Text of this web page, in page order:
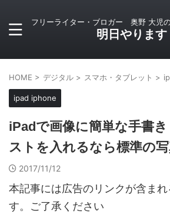
フリーライター・ブロガー 奥野 大児
明日やります
HOME > デジタル > スマホ・タブレット >
ipad iphone
iPadで画像に簡単な手書
ストを入れるなら標準の
2017/11/12
本記事には広告のリンクが含まれ
す。ご了承ください